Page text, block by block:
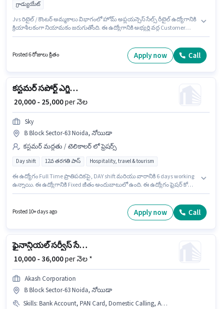
గ్రాడ్యుయేట్
Jvs రిటైల్ / కౌంటర్ అమ్మకాలు విభాగంలో హోమ్ అప్లయన్సెస్ సేల్స్ రీటైల్ ఉద్యోగానికి
క్రియాశీలకంగా నియామకం జరుగుతోంది. ఈ ఉద్యోగానికి అభ్యర్థి వద్ద Customer
Bank Account కలిగి ఉండాలి. ఈ ఉద్యోగానికి అభ్యర్థులు తప్పనిసరిగా గ్రాడ్యుయేట్
డిగ్రీ/సర్టిఫికెట్ కలిగి ఉండాలి. ఈ ఉద్యోగానికి Fixed జీతం అందుబాటులో ఉంది.
Posted 6 రోజులు క్రితం Apply now Call
కస్టమర్ సపోర్ట్ ఎగ్జిక్యూటివ్
₹ 20,000 - 25,000per నెల
Sky
B Block Sector-63 Noida, నోయిడా
కస్టమర్ మద్దతు / టెలికాలర్ లో ఫ్రెషర్స్
Day shift 12వ తరగతి పాస్ Hospitality, travel & tourism
ఈ ఉద్యోగం Full Time ప్రాతిపదికపై, DAY shift మరియు వారానికి 6 days working
ఉన్నాయి. ఈ ఉద్యోగానికి Fixed జీతం అందుబాటులో ఉంది. ఈ ఉద్యోగం ఫ్రెషర్ కోసం
ఉద్యోగం B Block Sector-63 Noida, నోయిడా లో ఉంది. SKY SERVICES లో కస్టమర్
మద్దతు / టెలికాలర్ విభాగంలో కస్టమర్ సపోర్ట్ ఎగ్జిక్యూటివ్ గా చేరండి.
Posted 10+ days ago Apply now Call
ఫైనాన్షియల్ సర్వీస్ సేల్స్ అసోసియేట్
₹ 10,000 - 36,000per నెల *
Akash Corporation
B Block Sector-63 Noida, నోయిడా
Skills: Bank Account, PAN Card, Domestic Calling, Aadhar Card, Internet Connection